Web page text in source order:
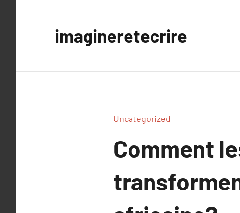
imagineretecrire
Uncategorized
Comment